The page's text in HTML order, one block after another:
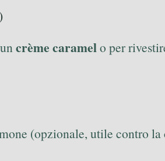
crème caramelo per
(opzionale, utile contro la